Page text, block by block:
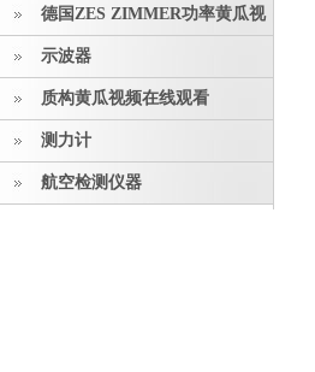
线观看德国ZES ZIMMER功率黄瓜视
频在线观看
示波器
质构黄瓜视频在线观看
测力计
航空检测仪器